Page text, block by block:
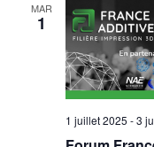
MAR
1
1 juillet 2025 -3